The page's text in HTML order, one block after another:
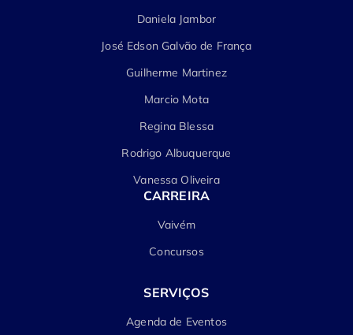
Daniela Jambor
José Edson Galvão de França
Guilherme Martinez
Marcio Mota
Regina Blessa
Rodrigo Albuquerque
Vanessa Oliveira
CARREIRA
Vaivém
Concursos
SERVIÇOS
Agenda de Eventos